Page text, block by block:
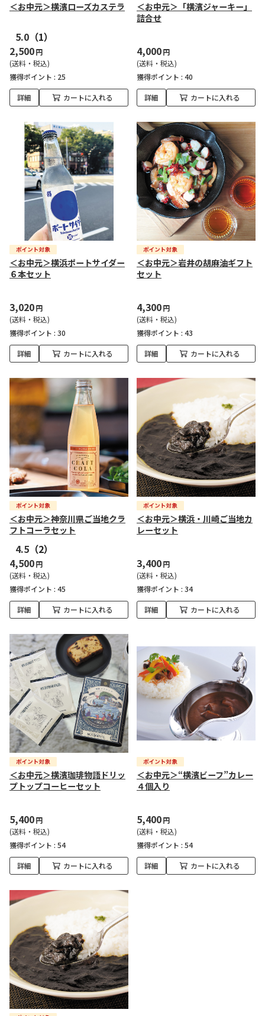
＜お中元＞横濱ローズカステラ
5.0 （1）
2,500円
(送料・税込)
獲得ポイント : 25
詳細 カートに入れる
＜お中元＞「横濱ジャーキー」
詰合せ
4,000円
(送料・税込)
獲得ポイント : 40
詳細 カートに入れる
＜お中元＞横浜ポートサイダー
６本セット
3,020円
(送料・税込)
獲得ポイント : 30
詳細 カートに入れる
＜お中元＞岩井の胡麻油ギフト
セット
4,300円
(送料・税込)
獲得ポイント : 43
詳細 カートに入れる
＜お中元＞神奈川県ご当地クラ
フトコーラセット
4.5 （2）
4,500円
(送料・税込)
獲得ポイント : 45
詳細 カートに入れる
＜お中元＞横浜・川崎ご当地カ
レーセット
3,400円
(送料・税込)
獲得ポイント : 34
詳細 カートに入れる
＜お中元＞横濱珈琲物語ドリッ
プトップコーヒーセット
5,400円
(送料・税込)
獲得ポイント : 54
詳細 カートに入れる
＜お中元＞“横濱ビーフ”カレー
４個入り
5,400円
(送料・税込)
獲得ポイント : 54
詳細 カートに入れる